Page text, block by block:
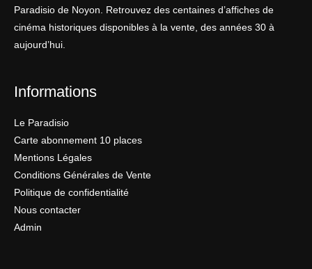
Paradisio de Noyon. Retrouvez des centaines d’affiches de
cinéma historiques disponibles à la vente, des années 30 à
aujourd’hui.
Informations
Le Paradisio
Carte abonnement 10 places
Mentions Légales
Conditions Générales de Vente
Politique de confidentialité
Nous contacter
Admin